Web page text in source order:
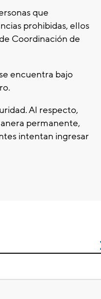
que
prohibidas, ellos
Coordinación de
encuentra bajo
Al respecto,
permanente,
intentan ingresar